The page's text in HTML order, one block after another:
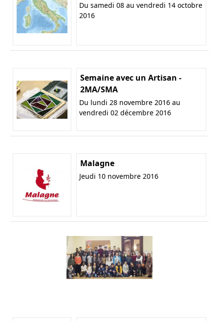
Du samedi 08 au vendredi 14 octobre
2016
Semaine avec un Artisan -
2MA/SMA
Du lundi 28 novembre 2016 au
vendredi 02 décembre 2016
Malagne
Jeudi 10 novembre 2016